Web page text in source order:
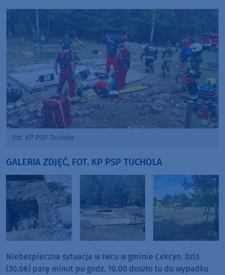
fot. KP PSP Tuchola
GALERIA ZDJĘĆ, FOT. KP PSP TUCHOLA
Niebezpieczna sytuacja w Iwcu w gminie Cekcyn. Dziś
(30.06) parę minut po godz. 10.00 doszło tu do wypadku